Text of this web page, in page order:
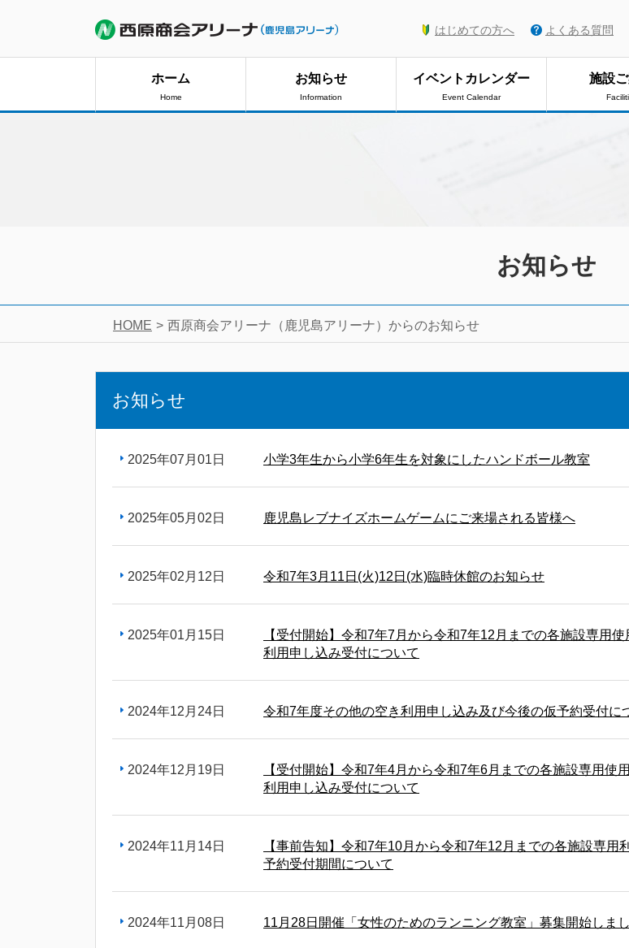
はじめての方へ よくある質問
ホーム
Home
お知らせ
Information
イベントカレンダー
Event Calendar
施設
お知らせ
HOME 西原商会アリーナ（鹿児島アリーナ）からのお知らせ
お知らせ
2025年07月01日 小学3年生から小学6年生を対象にしたハンドボール教室
2025年05月02日 鹿児島レブナイズホームゲームにご来場される皆様へ
2025年02月12日 令和7年3月11日(火)12日(水)臨時休館のお知らせ
2025年01月15日
【受付開始】令和7年7月から令和7年12月までの各施設専用使
利用申し込み受付について
2024年12月24日 令和7年度その他の空き利用申し込み及び今後の仮予約受付に
2024年12月19日
【受付開始】令和7年4月から令和7年6月までの各施設専用使
利用申し込み受付について
2024年11月14日
【事前告知】令和7年10月から令和7年12月までの各施設専用
予約受付期間について
2024年11月08日 11月28日開催「女性のためのランニング教室」募集開始しまし